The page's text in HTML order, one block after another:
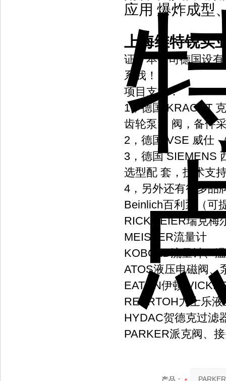
应用 爆炸成型
上海维特锐实
证。本公司德国设
系我！
项目支持：
1，德国 KRACHT
齿轮泵， 阀，备件
2，德国 VSE 威仕
3，德国 SIEMENS
选型配 套，技术支
4，另外还有很多品
Beinlich百利泵（可
RICKMEIER瑞克梅
MEISTER流量计
KOBOLD流量计、
ATOS液压电磁阀、
EATON伊顿/
REXRTOH力士乐
HYDAC贺德克过滤
PARKER派克阀、